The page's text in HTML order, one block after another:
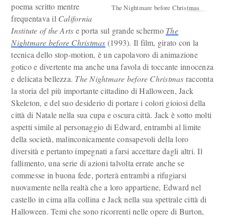
The Nightmare before Christmas
poema scritto mentre
frequentava il California
Institute of the Arts e porta sul grande schermo The
Nightmare before Christmas (1993). Il film, girato con la
tecnica dello stop-motion, è un capolavoro di animazione
gotico e divertente ma anche una favola di toccante innocenza
e delicata bellezza. The Nightmare before Christmas racconta
la storia del più importante cittadino di Halloween, Jack
Skeleton, e del suo desiderio di portare i colori gioiosi della
città di Natale nella sua cupa e oscura città. Jack è sotto molti
aspetti simile al personaggio di Edward, entrambi al limite
della società, malinconicamente consapevoli della loro
diversità e pertanto impegnati a farsi accettare dagli altri. Il
fallimento, una serie di azioni talvolta errate anche se
commesse in buona fede, porterà entrambi a rifugiarsi
nuovamente nella realtà che a loro appartiene, Edward nel
castello in cima alla collina e Jack nella sua spettrale città di
Halloween. Temi che sono ricorrenti nelle opere di Burton,